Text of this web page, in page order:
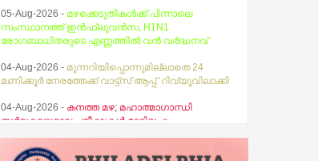
സംസ്ഥാനത്ത് ഇൻഫ്ലുവൻസ, H1N1
രോഗബാധിതരുടെ എണ്ണത്തിൽ വൻ വർദ്ധനവ്
04-Aug-2026 -മുന്നറിയിപ്പൊന്നുമില്ലാതെ 24
മണിക്കൂർ നേരത്തേക്ക് വാട്ട്സ് ആപ്പ് ‘റിവ്യൂവിലാക്കി
04-Aug-2026 - കനത്ത മഴ; മഹാത്മാഗാന്ധി
സര്‍വകലാശാല പരീക്ഷകള്‍ മാറ്റിവച്ചു
എന്ന് മുഖ്യമന്ത്രി വി.ഡി. സതീശൻ